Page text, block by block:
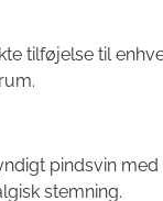
tilføjelse til
pindsvin
stemning.